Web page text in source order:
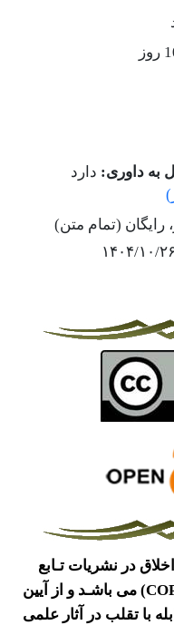
به داوری: دارد
رایگان (تمام متن)
۱۴۰۴/۱۰/۲۶
در نشریات تـابع
می باشـد و از آیین
با تقلب در آثار علمی